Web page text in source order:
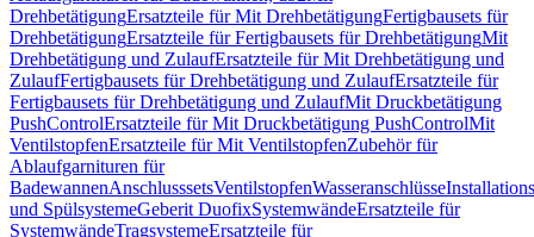
DrehbetätigungErsatzteile für Mit DrehbetätigungFertigbausets für
DrehbetätigungErsatzteile für Fertigbausets für DrehbetätigungMit
Drehbetätigung und ZulaufErsatzteile für Mit Drehbetätigung und
ZulaufFertigbausets für Drehbetätigung und ZulaufErsatzteile für
Fertigbausets für Drehbetätigung und ZulaufMit Druckbetätigung
PushControlErsatzteile für Mit Druckbetätigung PushControlMit
VentilstopfenErsatzteile für Mit VentilstopfenZubehör für
Ablaufgarnituren für
BadewannenAnschlusssetsVentilstopfenWasseranschlüsse
und SpülsystemeGeberit DuofixSystemwändeErsatzteile für
SystemwändeTragsystemeErsatzteile für